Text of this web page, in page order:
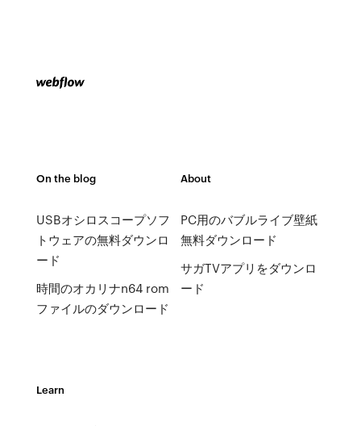
On the blog
USBオシロスコープソフ
トウェアの無料ダウンロ
ード
時間のオカリナn64 rom
ファイルのダウンロード
About
PC用のバブルライブ壁紙
無料ダウンロード
サガTVアプリをダウンロ
ード
Learn